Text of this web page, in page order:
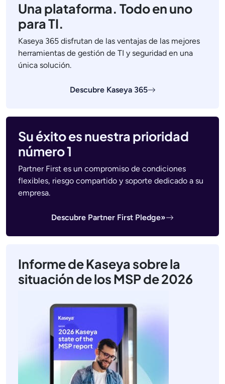
Una plataforma. Todo en uno
para TI.
Kaseya 365 disfrutan de las ventajas de las mejores
herramientas de gestión de TI y seguridad en una
única solución.
Descubre Kaseya 365
Su éxito es nuestra prioridad
número 1
Partner First es un compromiso de condiciones
flexibles, riesgo compartido y soporte dedicado a su
empresa.
Descubre Partner First Pledge»
Informe de Kaseya sobre la
situación de los MSP de 2026